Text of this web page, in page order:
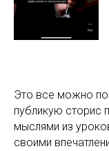
Это все можно
публикую сторис
мыслями из
своими